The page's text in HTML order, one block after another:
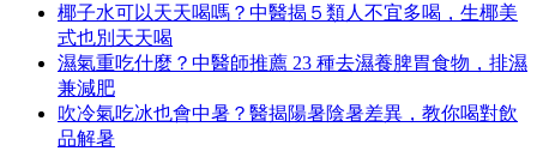
椰子水可以天天喝嗎？中醫揭５類人不宜多喝，生椰美
式也別天天喝
濕氣重吃什麼？中醫師推薦 23 種去濕養脾胃食物，排濕
兼減肥
吹冷氣吃冰也會中暑？醫揭陽暑陰暑差異，教你喝對飲
品解暑